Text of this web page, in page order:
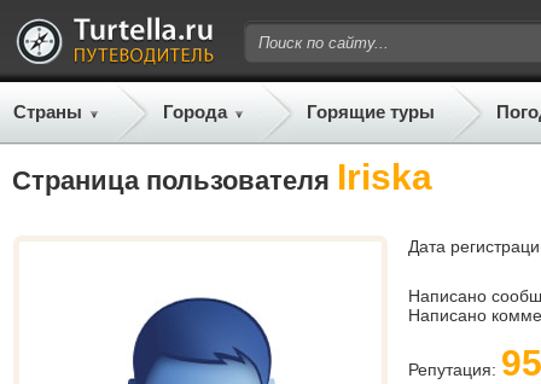
Страны Города Горящие туры
Страница пользователя Iriska
Дата
Написано
Написано
Репутация: